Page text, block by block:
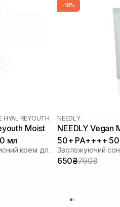
HYAL REYOUTH
Moist
мл
Зволожуючий сонцезахисний крем для обличчя з гіалуроновою кислотою
-18%
NEEDLY
NEEDLY Vegan
50+ PA++++
650₴790₴